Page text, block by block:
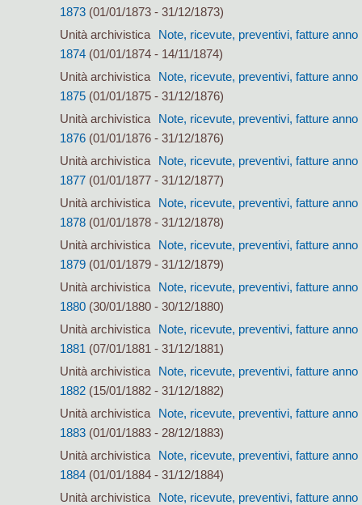
1873 (01/01/1873 - 31/12/1873)
Unità archivistica
Note, ricevute, preventivi, fatture anno
1874 (01/01/1874 - 14/11/1874)
Unità archivistica
Note, ricevute, preventivi, fatture anno
1875 (01/01/1875 - 31/12/1876)
Unità archivistica
Note, ricevute, preventivi, fatture anno
1876 (01/01/1876 - 31/12/1876)
Unità archivistica
Note, ricevute, preventivi, fatture anno
1877 (01/01/1877 - 31/12/1877)
Unità archivistica
Note, ricevute, preventivi, fatture anno
1878 (01/01/1878 - 31/12/1878)
Unità archivistica
Note, ricevute, preventivi, fatture anno
1879 (01/01/1879 - 31/12/1879)
Unità archivistica
Note, ricevute, preventivi, fatture anno
1880 (30/01/1880 - 30/12/1880)
Unità archivistica
Note, ricevute, preventivi, fatture anno
1881 (07/01/1881 - 31/12/1881)
Unità archivistica
Note, ricevute, preventivi, fatture anno
1882 (15/01/1882 - 31/12/1882)
Unità archivistica
Note, ricevute, preventivi, fatture anno
1883 (01/01/1883 - 28/12/1883)
Unità archivistica
Note, ricevute, preventivi, fatture anno
1884 (01/01/1884 - 31/12/1884)
Unità archivistica
Note, ricevute, preventivi, fatture anno